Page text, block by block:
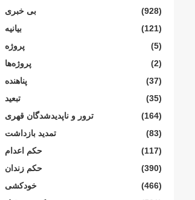
بی خبری
(928)
بیانیە
(121)
پروژە
(5)
پروژەها
(2)
پناهنده
(37)
تبعید
(35)
ترور و ناپدیدشدگان قهری
(164)
تمدید بازداشت
(83)
حکم اعدام
(117)
حکم زندان
(390)
خودکشی
(466)